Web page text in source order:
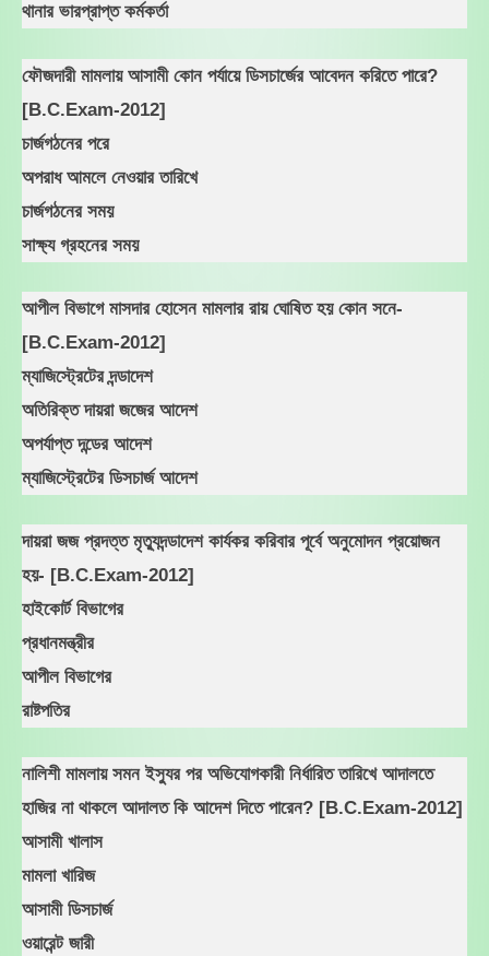
থানার ভারপ্রাপ্ত কর্মকর্তা
ফৌজদারী মামলায় আসামী কোন পর্যায়ে ডিসচার্জের আবেদন করিতে পারে?
[B.C.Exam-2012]
চার্জগঠনের পরে
অপরাধ আমলে নেওয়ার তারিখে
চার্জগঠনের সময়
সাক্ষ্য গ্রহনের সময়
আপীল বিভাগে মাসদার হোসেন মামলার রায় ঘোষিত হয় কোন সনে-
[B.C.Exam-2012]
ম্যাজিস্ট্রেটের দন্ডাদেশ
অতিরিক্ত দায়রা জজের আদেশ
অপর্যাপ্ত দন্ডের আদেশ
ম্যাজিস্ট্রেটের ডিসচার্জ আদেশ
দায়রা জজ প্রদত্ত মৃত্যুদন্ডাদেশ কার্যকর করিবার পূর্বে অনুমোদন প্রয়োজন
হয়- [B.C.Exam-2012]
হাইকোর্ট বিভাগের
প্রধানমন্ত্রীর
আপীল বিভাগের
রাষ্টপতির
নালিশী মামলায় সমন ইস্যুর পর অভিযোগকারী নির্ধারিত তারিখে আদালতে
হাজির না থাকলে আদালত কি আদেশ দিতে পারেন? [B.C.Exam-2012]
আসামী খালাস
মামলা খারিজ
আসামী ডিসচার্জ
ওয়ারেন্ট জারী